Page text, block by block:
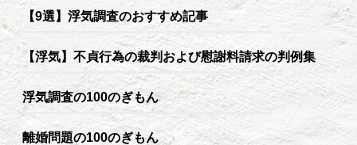
【9選】浮気調査のおすすめ記事
【浮気】不貞行為の裁判および慰謝料請求の判例集
浮気調査の100のぎもん
離婚問題の100のぎもん